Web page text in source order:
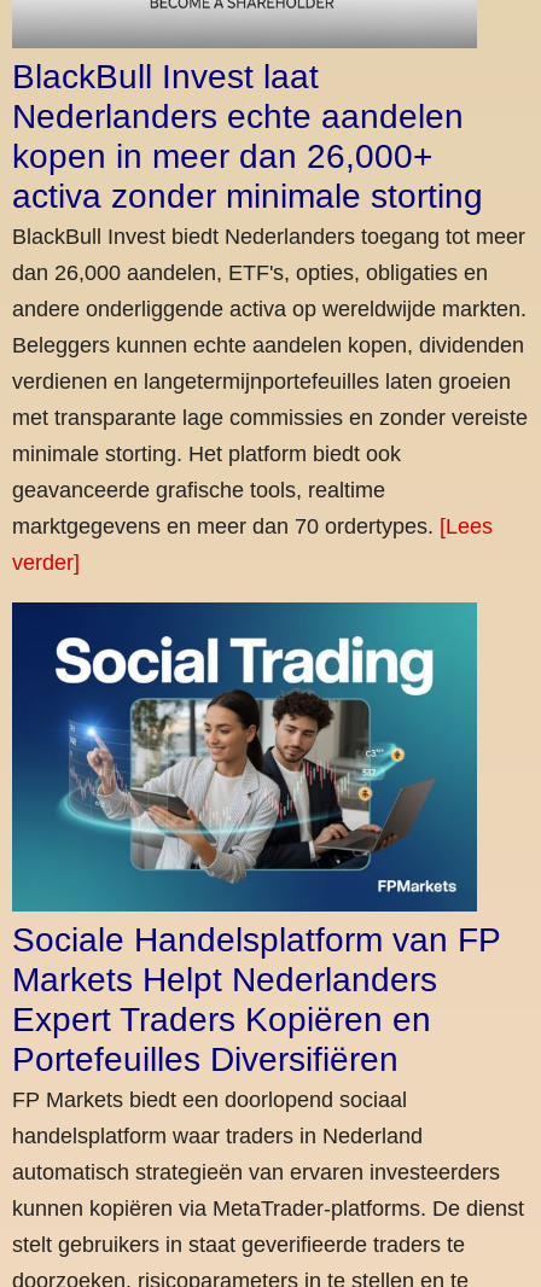
BlackBull Invest laat
Nederlanders echte aandelen
kopen in meer dan 26,000+
activa zonder minimale storting
BlackBull Invest biedt Nederlanders toegang tot meer
dan 26,000 aandelen, ETF's, opties, obligaties en
andere onderliggende activa op wereldwijde markten.
Beleggers kunnen echte aandelen kopen, dividenden
verdienen en langetermijnportefeuilles laten groeien
met transparante lage commissies en zonder vereiste
minimale storting. Het platform biedt ook
geavanceerde grafische tools, realtime
marktgegevens en meer dan 70 ordertypes. [Lees
verder]
Sociale Handelsplatform van FP
Markets Helpt Nederlanders
Expert Traders Kopiëren en
Portefeuilles Diversifiëren
FP Markets biedt een doorlopend sociaal
handelsplatform waar traders in Nederland
automatisch strategieën van ervaren investeerders
kunnen kopiëren via MetaTrader-platforms. De dienst
stelt gebruikers in staat geverifieerde traders te
doorzoeken, risicoparameters in te stellen en te